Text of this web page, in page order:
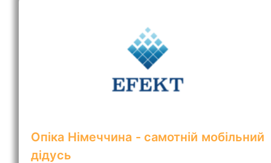
Опіка Німеччина - самотній мобільний
дідусь